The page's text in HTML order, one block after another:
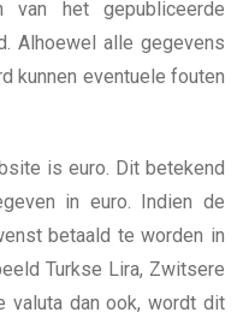
van het gepubliceerde
Alhoewel alle gegevens
kunnen eventuele fouten
is euro. Dit betekend
in euro. Indien de
betaald te worden in
Turkse Lira, Zwitsere
valuta dan ook, wordt dit